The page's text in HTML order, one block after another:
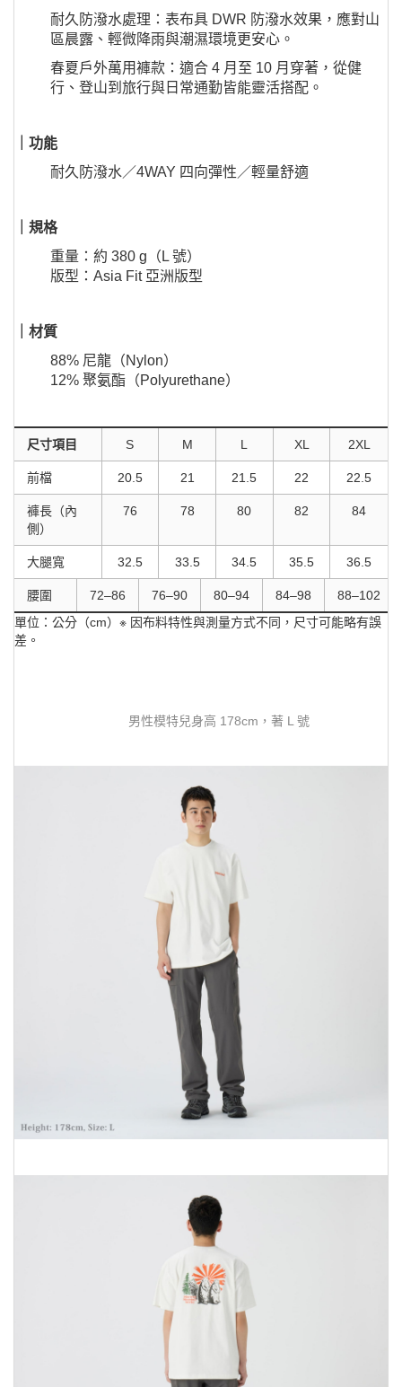
耐久防潑水處理：表布具 DWR 防潑水效果，應對山
區晨露、輕微降雨與潮濕環境更安心。
春夏戶外萬用褲款：適合 4 月至 10 月穿著，從健
行、登山到旅行與日常通勤皆能靈活搭配。
｜功能
耐久防潑水／4WAY 四向彈性／輕量舒適
｜規格
重量：約 380 g（L 號）
版型：Asia Fit 亞洲版型
｜材質
88% 尼龍（Nylon）
12% 聚氨酯（Polyurethane）
尺寸項目 S M L XL 2XL
前檔 20.5 21 21.5 22 22.5
褲長（內
側）
76 78 80 82 84
大腿寬 32.5 33.5 34.5 35.5 36.5
腰圍 72–86 76–90 80–94 84–98
88–102
單位：公分（cm）※ 因布料特性與測量方式不同，尺寸可能略有誤
差。
男性模特兒身高 178cm，著 L 號